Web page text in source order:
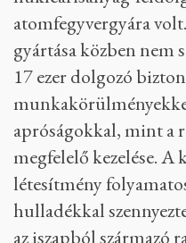
A nagy
foglalja el a negyedik
renoméval, hiszen a
csernobili és az 1957-
katasztrófa is. A
sem lehetett tudni
titoktartás övezte,
létesítmény a